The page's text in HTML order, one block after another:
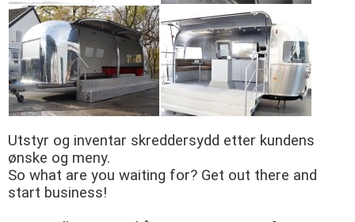
Utstyr og inventar skreddersydd etter kundens
ønske og meny.
So what are you waiting for? Get out there and
start business!